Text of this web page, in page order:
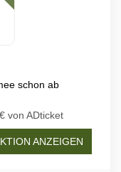
schon ab
von ADticket
ANZEIGEN